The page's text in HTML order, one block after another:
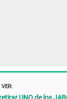
VER: